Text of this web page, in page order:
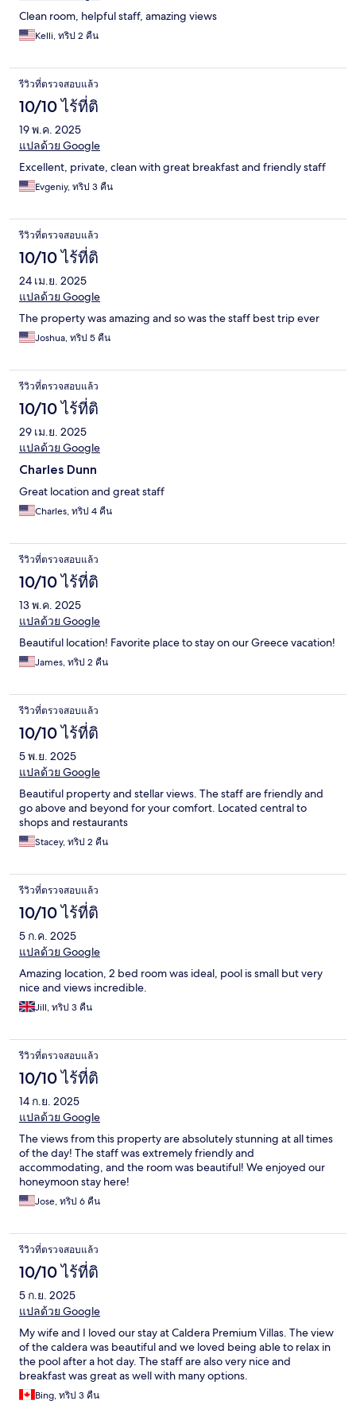
Clean room, helpful staff, amazing views
Kelli, ทริป 2 คืน
รีวิวที่ตรวจสอบแล้ว
10/10 ไร้ที่ติ
19 พ.ค. 2025
แปลด้วย Google
Excellent, private, clean with great breakfast and friendly staff
Evgeniy, ทริป 3 คืน
รีวิวที่ตรวจสอบแล้ว
10/10 ไร้ที่ติ
24 เม.ย. 2025
แปลด้วย Google
The property was amazing and so was the staff best trip ever
Joshua, ทริป 5 คืน
รีวิวที่ตรวจสอบแล้ว
10/10 ไร้ที่ติ
29 เม.ย. 2025
แปลด้วย Google
Charles Dunn
Great location and great staff
Charles, ทริป 4 คืน
รีวิวที่ตรวจสอบแล้ว
10/10 ไร้ที่ติ
13 พ.ค. 2025
แปลด้วย Google
Beautiful location! Favorite place to stay on our Greece vacation!
James, ทริป 2 คืน
รีวิวที่ตรวจสอบแล้ว
10/10 ไร้ที่ติ
5 พ.ย. 2025
แปลด้วย Google
Beautiful property and stellar views. The staff are friendly and
go above and beyond for your comfort. Located central to
shops and restaurants
Stacey, ทริป 2 คืน
รีวิวที่ตรวจสอบแล้ว
10/10 ไร้ที่ติ
5 ก.ค. 2025
แปลด้วย Google
Amazing location, 2 bed room was ideal, pool is small but very
nice and views incredible.
Jill, ทริป 3 คืน
รีวิวที่ตรวจสอบแล้ว
10/10 ไร้ที่ติ
14 ก.ย. 2025
แปลด้วย Google
The views from this property are absolutely stunning at all times
of the day! The staff was extremely friendly and
accommodating, and the room was beautiful! We enjoyed our
honeymoon stay here!
Jose, ทริป 6 คืน
รีวิวที่ตรวจสอบแล้ว
10/10 ไร้ที่ติ
5 ก.ย. 2025
แปลด้วย Google
My wife and I loved our stay at Caldera Premium Villas. The view
of the caldera was beautiful and we loved being able to relax in
the pool after a hot day. The staff are also very nice and
breakfast was great as well with many options.
Bing, ทริป 3 คืน